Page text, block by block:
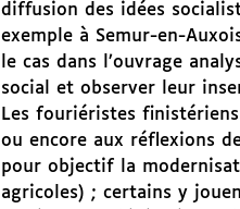
diffusion des idées
exemple à Semur-en-
le cas dans l’ouvrage
social et observer leur
Les fouriéristes
ou encore aux réflexions
pour objectif la
agricoles) ; certains y